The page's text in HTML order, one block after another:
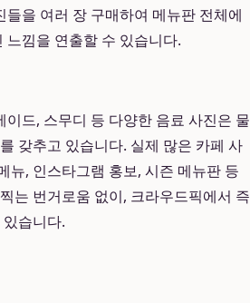
을 여러 장 구매하여 메뉴판 전체에
낌을 연출할 수 있습니다.
드, 스무디 등 다양한 음료 사진은 물
갖추고 있습니다. 실제 많은 카페 사
뉴, 인스타그램 홍보, 시즌 메뉴판 등
는 번거로움 없이, 크라우드픽에서 즉
습니다.